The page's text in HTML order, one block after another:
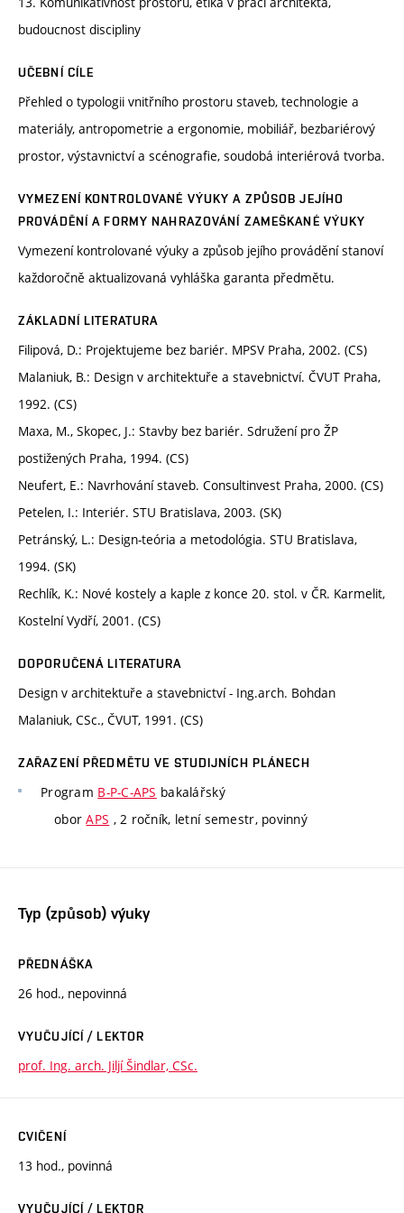
budoucnost discipliny
UČEBNÍ CÍLE
Přehled o typologii vnitřního prostoru staveb, technologie a
materiály, antropometrie a ergonomie, mobiliář, bezbariérový
prostor, výstavnictví a scénografie, soudobá interiérová tvorba.
VYMEZENÍ KONTROLOVANÉ VÝUKY A ZPŮSOB JEJÍHO
PROVÁDĚNÍ A FORMY NAHRAZOVÁNÍ ZAMEŠKANÉ VÝUKY
Vymezení kontrolované výuky a způsob jejího provádění stanoví
každoročně aktualizovaná vyhláška garanta předmětu.
ZÁKLADNÍ LITERATURA
Filipová, D.: Projektujeme bez bariér. MPSV Praha, 2002. (CS)
Malaniuk, B.: Design v architektuře a stavebnictví. ČVUT Praha,
1992. (CS)
Maxa, M., Skopec, J.: Stavby bez bariér. Sdružení pro ŽP
postižených Praha, 1994. (CS)
Neufert, E.: Navrhování staveb. Consultinvest Praha, 2000. (CS)
Petelen, I.: Interiér. STU Bratislava, 2003. (SK)
Petránský, L.: Design-teória a metodológia. STU Bratislava,
1994. (SK)
Rechlík, K.: Nové kostely a kaple z konce 20. stol. v ČR. Karmelit,
Kostelní Vydří, 2001. (CS)
DOPORUČENÁ LITERATURA
Design v architektuře a stavebnictví - Ing.arch. Bohdan
Malaniuk, CSc., ČVUT, 1991. (CS)
ZAŘAZENÍ PŘEDMĚTU VE STUDIJNÍCH PLÁNECH
Program B-P-C-APS bakalářský
oborAPS , 2 ročník, letní semestr, povinný
Typ (způsob) výuky
PŘEDNÁŠKA
26 hod., nepovinná
VYUČUJÍCÍ / LEKTOR
prof. Ing. arch. Jiljí Šindlar, CSc.
CVIČENÍ
13 hod., povinná
VYUČUJÍCÍ / LEKTOR